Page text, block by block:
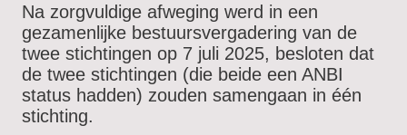
Na zorgvuldige afweging werd in een
gezamenlijke bestuursvergadering van de
twee stichtingen op 7 juli 2025, besloten dat
de twee stichtingen (die beide een ANBI
status hadden) zouden samengaan in één
stichting.